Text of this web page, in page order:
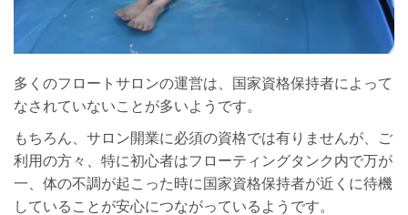
多くのフロートサロンの運営は、国家資格保持者によって
なされていないことが多いようです。
もちろん、サロン開業に必須の資格では有りませんが、ご
利用の方々、特に初心者はフローティングタンク内で万が
一、体の不調が起こった時に国家資格保持者が近くに待機
していることが安心につながっているようです。